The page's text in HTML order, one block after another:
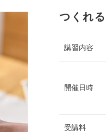
つくれ
講習内容
開催日時
受講料